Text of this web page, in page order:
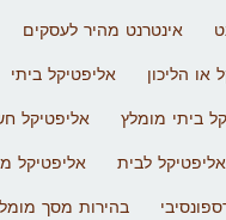
אינטרנט מהיר לעסקים
או הליכון אליפטיקל ביתי
ביתי מומלץ
אליפטיקל
אליפטיקל לבית
אליפטיקל
בהירות מסך